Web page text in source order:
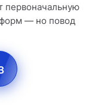
первоначальную
— но повод